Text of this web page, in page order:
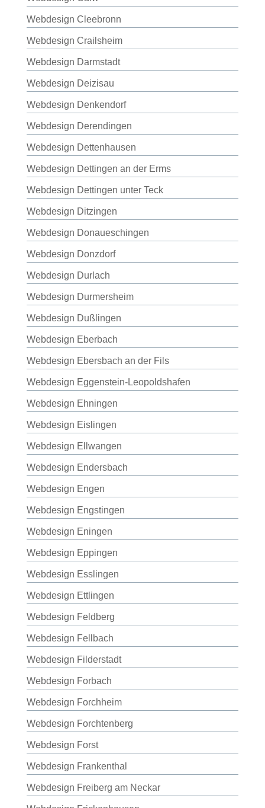
Webdesign Cleebronn
Webdesign Crailsheim
Webdesign Darmstadt
Webdesign Deizisau
Webdesign Denkendorf
Webdesign Derendingen
Webdesign Dettenhausen
Webdesign Dettingen an der Erms
Webdesign Dettingen unter Teck
Webdesign Ditzingen
Webdesign Donaueschingen
Webdesign Donzdorf
Webdesign Durlach
Webdesign Durmersheim
Webdesign Dußlingen
Webdesign Eberbach
Webdesign Ebersbach an der Fils
Webdesign Eggenstein-Leopoldshafen
Webdesign Ehningen
Webdesign Eislingen
Webdesign Ellwangen
Webdesign Endersbach
Webdesign Engen
Webdesign Engstingen
Webdesign Eningen
Webdesign Eppingen
Webdesign Esslingen
Webdesign Ettlingen
Webdesign Feldberg
Webdesign Fellbach
Webdesign Filderstadt
Webdesign Forbach
Webdesign Forchheim
Webdesign Forchtenberg
Webdesign Forst
Webdesign Frankenthal
Webdesign Freiberg am Neckar